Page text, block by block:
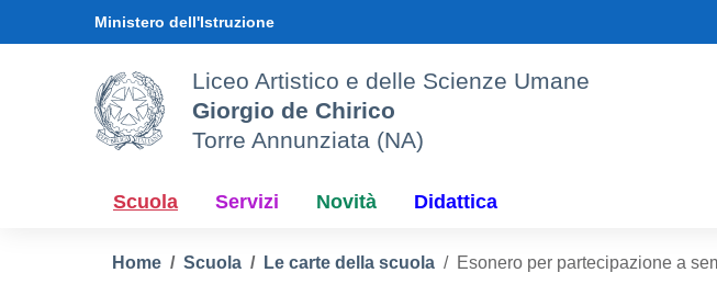
Ministero dell'Istruzione
Liceo Artistico e delle Scienze Umane
Giorgio de Chirico
Torre Annunziata (NA)
Scuola Servizi Novità Didattica
Home Scuola Le carte della scuola Esonero per partecipazione a